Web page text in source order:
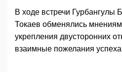
В ходе встречи Гурбангулы
Токаев обменялись
укрепления двусторонних
взаимные пожелания